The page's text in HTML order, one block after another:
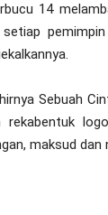
14
setiap
Sebuah
rekabentuk
maksud dan